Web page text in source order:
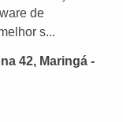
de
s...
42, Maringá -